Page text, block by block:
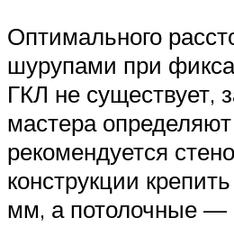
Оптимального
шурупами при
ГКЛ не существует,
мастера определяют
рекомендуется
конструкции
мм, а потолочные